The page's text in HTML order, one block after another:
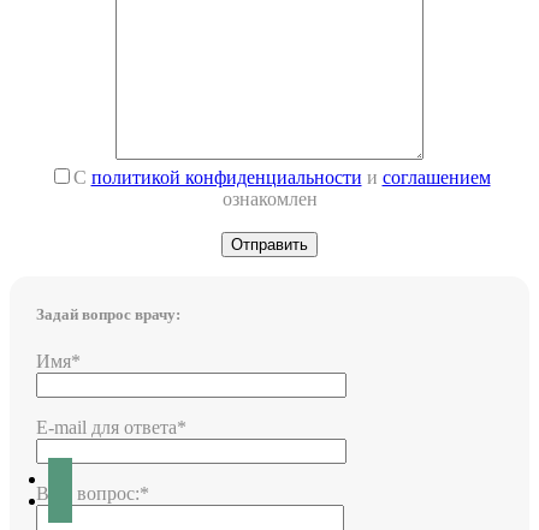
С политикой конфиденциальности и соглашением
ознакомлен
Задай вопрос врачу:
Имя*
E-mail для ответа*
Ваш вопрос:*